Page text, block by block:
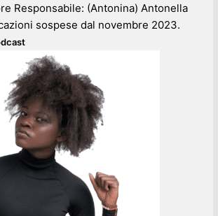
Responsabile: (Antonina) Antonella
sospese dal novembre 2023.